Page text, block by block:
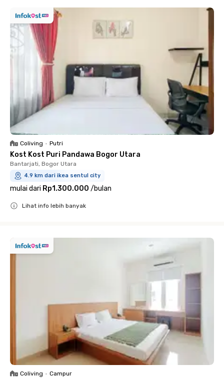
Coliving • Putri
Kost Kost Puri Pandawa Bogor Utara
Bantarjati, Bogor Utara
4.9 km dari ikea sentul city
mulai dari Rp1.300.000 /bulan
Lihat info lebih banyak
Coliving • Campur